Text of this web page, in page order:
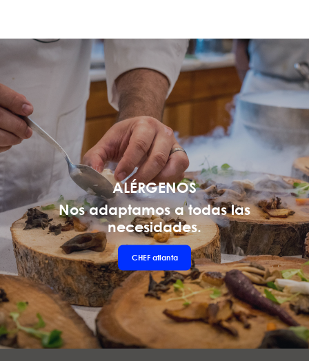
ALÉRGENOS
Nos adaptamos a todas las
necesidades.
CHEF atlanta